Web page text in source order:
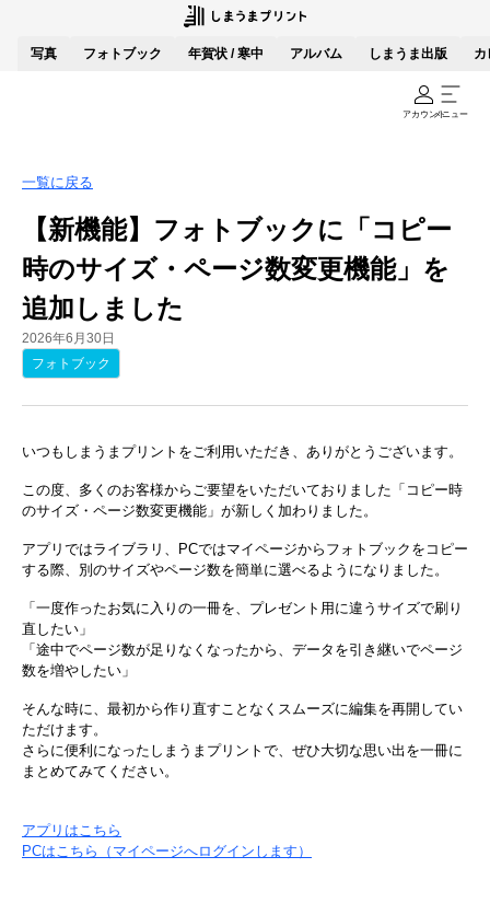
写真 フォトブック 年賀状 / 寒中 アルバム しまうま出版 カ
アカウントメニュー
一覧に戻る
【新機能】フォトブックに「コピー
時のサイズ・ページ数変更機能」を
追加しました
2026年6月30日
フォトブック
いつもしまうまプリントをご利用いただき、ありがとうございます。
この度、多くのお客様からご要望をいただいておりました「コピー時
のサイズ・ページ数変更機能」が新しく加わりました。
アプリではライブラリ、PCではマイページからフォトブックをコピー
する際、別のサイズやページ数を簡単に選べるようになりました。
「一度作ったお気に入りの一冊を、プレゼント用に違うサイズで刷り
直したい」
「途中でページ数が足りなくなったから、データを引き継いでページ
数を増やしたい」
そんな時に、最初から作り直すことなくスムーズに編集を再開してい
ただけます。
さらに便利になったしまうまプリントで、ぜひ大切な思い出を一冊に
まとめてみてください。
アプリは​こちら
PCは​こちら（マイページへログインします）